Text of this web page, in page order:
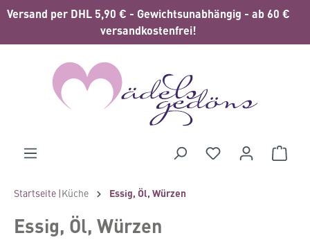
springen
Versand per DHL 5,90 € - Gewichtsunabhängig - ab 60 €
versandkostenfrei!
Startseite |Küche Essig, Öl, Würzen
Essig, Öl, Würzen